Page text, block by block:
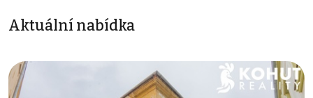
Aktuální nabídka